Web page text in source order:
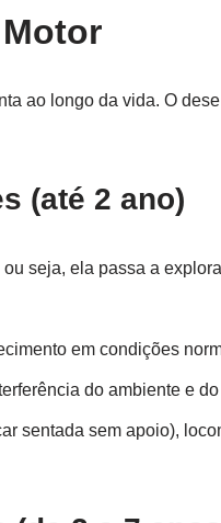
ao longo da vida. O
(até 2 ano)
seja, ela passa a
em condições
do ambiente e
sentada sem apoio),